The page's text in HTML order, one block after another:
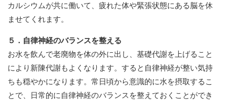
カルシウムが共に働いて、疲れた体や緊張状態にある脳を休
ませてくれます。
５．自律神経のバランスを整える
お水を飲んで老廃物を体の外に出し、基礎代謝を上げること
により新陳代謝もよくなります。すると自律神経が整い気持
ちも穏やかになります。常日頃から意識的に水を摂取するこ
とで、日常的に自律神経のバランスを整えておくことができ